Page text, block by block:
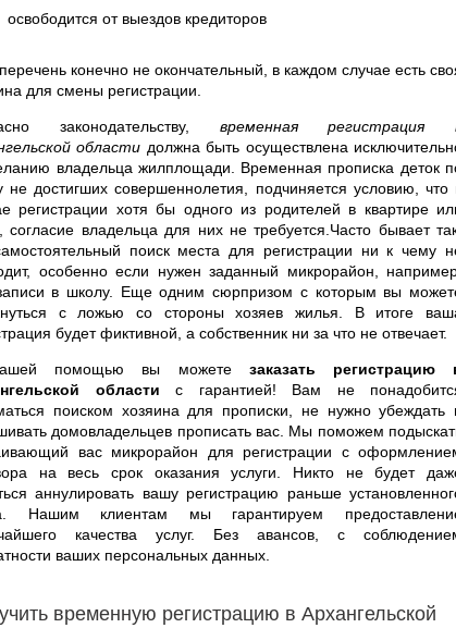
освободится от выездов кредиторов
конечно не окончательный, в каждом случае есть
для смены регистрации.
законодательству, временная регистрация
области должна быть осуществлена
владельца жилплощади. Временная прописка деток
не достигших совершеннолетия, подчиняется условию, что
регистрации хотя бы одного из родителей в квартире
согласие владельца для них не требуется.Часто бывает
поиск места для регистрации ни к чему
особенно если нужен заданный микрорайон,
в школу. Еще одним сюрпризом с которым вы
с ложью со стороны хозяев жилья. В итоге
будет фиктивной, а собственник ни за что не отвечает.
помощью вы можете заказать регистрацию
области с гарантией! Вам не
поиском хозяина для прописки, не нужно убеждать
домовладельцев прописать вас. Мы поможем
вас микрорайон для регистрации с
на весь срок оказания услуги. Никто не будет
аннулировать вашу регистрацию раньше
Нашим клиентам мы гарантируем
качества услуг. Без авансов, с
ваших персональных данных.
временную регистрацию в Архангельской